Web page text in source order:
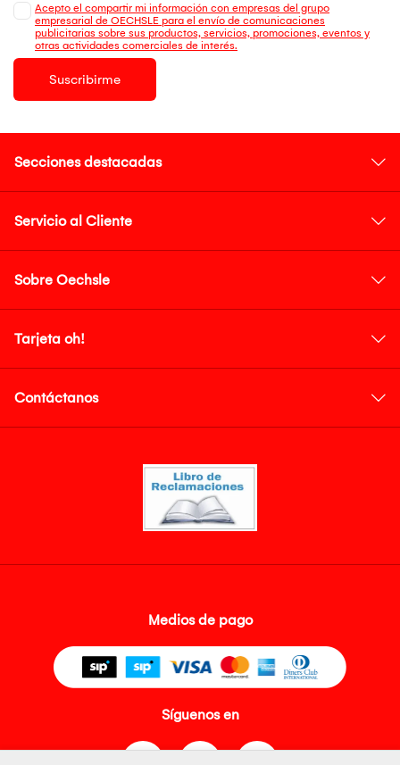
Acepto el compartir mi información con empresas del grupo
empresarial de OECHSLE para el envío de comunicaciones
publicitarias sobre sus productos, servicios, promociones, eventos y
otras actividades comerciales de interés.
Suscribirme
Secciones destacadas
Servicio al Cliente
Sobre Oechsle
Tarjeta oh!
Contáctanos
Medios de pago
Síguenos en